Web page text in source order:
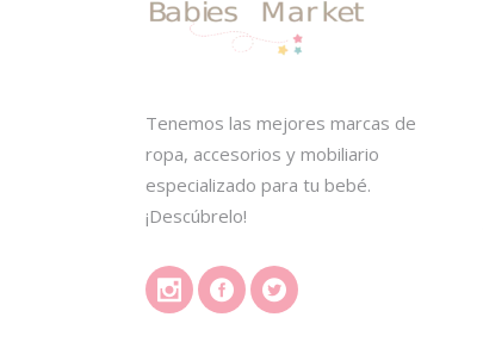
Tenemos las mejores marcas de
ropa, accesorios y mobiliario
especializado para tu bebé.
¡Descúbrelo!